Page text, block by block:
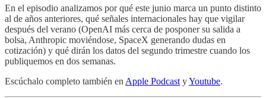
En el episodio analizamos por qué este junio marca un punto distinto
al de años anteriores, qué señales internacionales hay que vigilar
después del verano (OpenAI más cerca de posponer su salida a
bolsa, Anthropic moviéndose, SpaceX generando dudas en
cotización) y qué dirán los datos del segundo trimestre cuando los
publiquemos en dos semanas.
Escúchalo completo también en Apple Podcast yYoutube.